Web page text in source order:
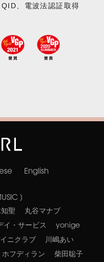
、電波法認証取得
English
]
聖
丸谷マナブ
イ・サービス
yonige
ニクラブ
川嶋あい
ホフディラン
柴田聡子